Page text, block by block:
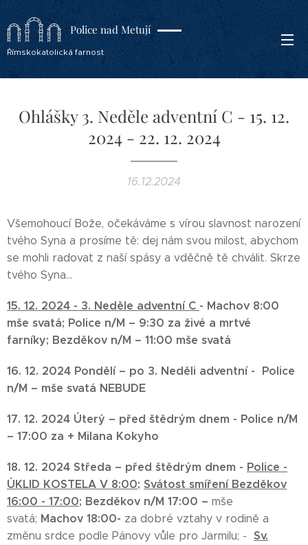
Police nad Metují
Římskokatolická farnost
Ohlášky 3. Neděle adventní C - 15. 12.
2024 - 22. 12. 2024
16.12.2024
Všemohoucí Bože, očekáváme s vírou slavnost narození
tvého Syna a prosíme tě: dej nám svou milost, abychom
se mohli radovat z naší spásy a vděčně tě chválit. Skrze
tvého Syna…
15. 12. 2024 - 3. Neděle adventní C - Machov 8:00
mše svatá; Police n/M – 9:30 za živé a mrtvé
farníky; Bezděkov n/M – 11:00 mše svatá
16. 12. 2024 Pondělí – po 3. Neděli adventní - Police
n/M – mše svatá NEBUDE
17. 12. 2024 Úterý – před štědrým dnem - Police n/M
– 17:00 za + Milana Kokyho
18. 12. 2024 Středa – před štědrým dnem - Police -
ÚKLID KOSTELA V 8:00; Svátost smíření Bezděkov
16:00 - 17:00; Bezděkov n/M 17:00 – mše
svatá; Machov 18:00- za dobré vztahy v rodině a
změnu srdce podle Pánovy vůle pro Jarmilu; - Sv.